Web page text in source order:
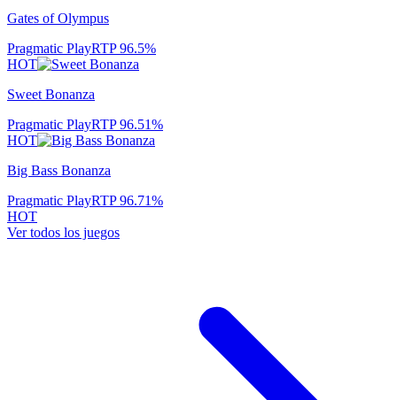
Gates of Olympus
Pragmatic PlayRTP96.5%
HOT
Sweet Bonanza
Pragmatic PlayRTP96.51%
HOT
Big Bass Bonanza
Pragmatic PlayRTP96.71%
HOT
Ver todos los juegos